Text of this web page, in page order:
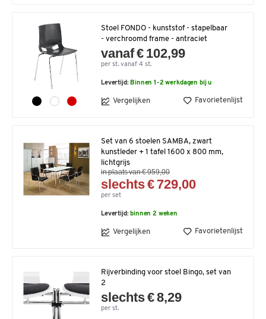
Stoel FONDO - kunststof - stapelbaar
- verchroomd frame - antraciet
vanaf € 102,99
per st. vanaf 4 st.
Levertijd: Binnen 1-2 werkdagen bij u
Vergelijken Favorietenlijst
Set van 6 stoelen SAMBA, zwart
kunstleder + 1 tafel 1600 x 800 mm,
lichtgrijs
in plaats van € 959,00
slechts € 729,00
per set
Levertijd: binnen 2 weken
Vergelijken Favorietenlijst
Rijverbinding voor stoel Bingo, set van
2
slechts € 8,29
per st.